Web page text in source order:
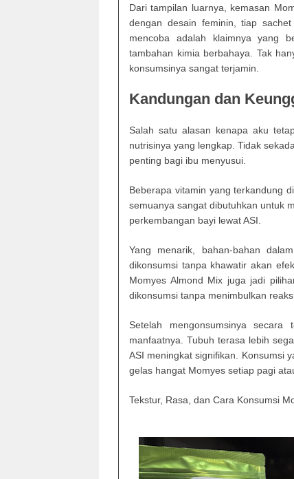
Dari tampilan luarnya, kemasan
dengan desain feminin, tiap
mencoba adalah klaimnya yang
tambahan kimia berbahaya. Tak
konsumsinya sangat terjamin.
Kandungan dan
Salah satu alasan kenapa aku
nutrisinya yang lengkap. Tidak
penting bagi ibu menyusui.
Beberapa vitamin yang terkandung
semuanya sangat dibutuhkan untuk
perkembangan bayi lewat ASI.
Yang menarik, bahan-bahan
dikonsumsi tanpa khawatir akan
Momyes Almond Mix juga jadi
dikonsumsi tanpa menimbulkan
Setelah mengonsumsinya
manfaatnya. Tubuh terasa lebih
ASI meningkat signifikan. Konsumsi
gelas hangat Momyes setiap pagi
Tekstur, Rasa, dan Cara Konsumsi